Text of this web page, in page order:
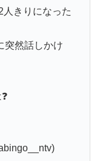
人きりになった
突然話しかけ